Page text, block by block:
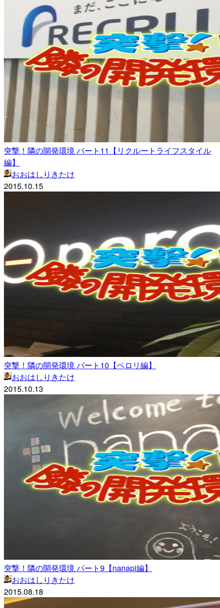
突撃！隣の開発環境 パート11【リクルートライフスタイル
編】
おおはしりきたけ
2015.10.15
突撃！隣の開発環境 パート10【ペロリ編】
おおはしりきたけ
2015.10.13
突撃！隣の開発環境 パート9【nanapi編】
おおはしりきたけ
2015.08.18